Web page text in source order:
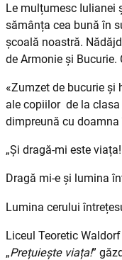
Le mulțumesc Iulianei
sămânța cea bună în
școală noastră.
de Armonie și Bucurie.
«Zumzet de bucurie și
ale copiilor de la
dimpreună cu
„Și dragă-mi este viața!
Dragă mi-e și lumina
Lumina cerului
Liceul Teoretic
„Prețuiește viața!”